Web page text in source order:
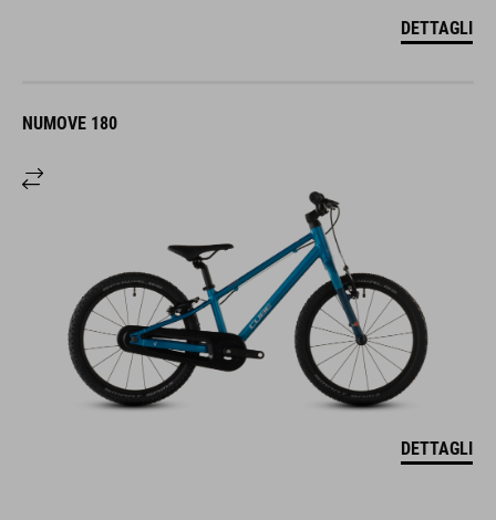
DETTAGLI
NUMOVE 180
DETTAGLI